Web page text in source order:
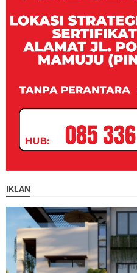
IKLAN